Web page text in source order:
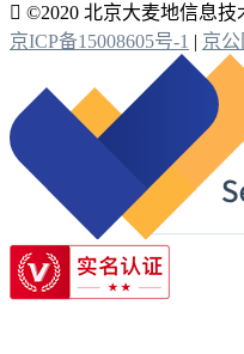
 ©2020 北京大麦地信息技
京ICP备15008605号-1 | 京公